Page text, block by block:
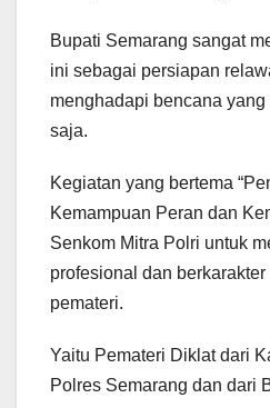
Bupati Semarang sangat
ini sebagai persiapan
menghadapi bencana
saja.
Kegiatan yang bertema
Kemampuan Peran dan
Senkom Mitra Polri untuk
profesional dan
pemateri.
Yaitu Pemateri Diklat dari
Polres Semarang dan dari